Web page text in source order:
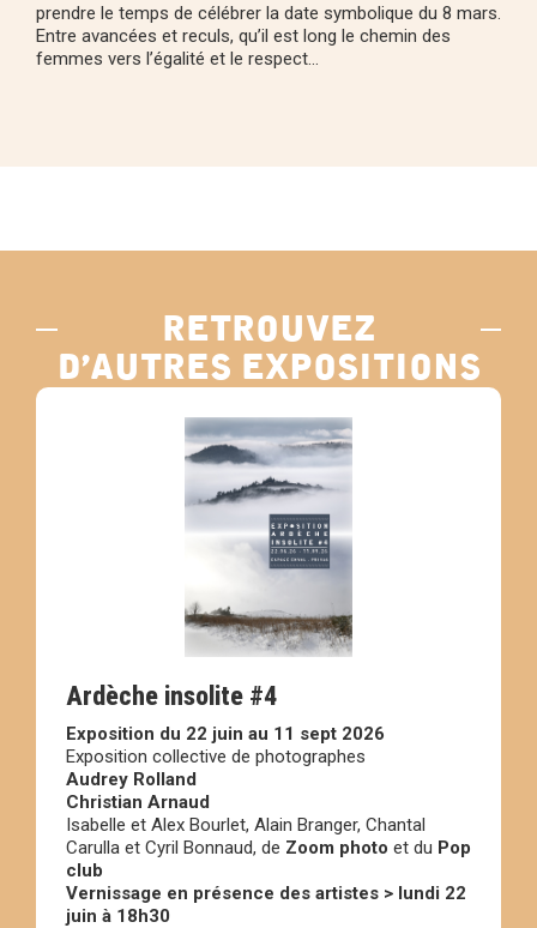
prendre le temps de célébrer la date symbolique du 8 mars.
Entre avancées et reculs, qu’il est long le chemin des
femmes vers l’égalité et le respect…
retrouvez
d’autres expositions
Ardèche insolite #4
Exposition du 22 juin au 11 sept 2026
Exposition collective de photographes
Audrey Rolland
Christian Arnaud
Isabelle et Alex Bourlet, Alain Branger, Chantal
Carulla et Cyril Bonnaud, de Zoom photo et du Pop
club
Vernissage en présence des artistes > lundi 22
juin à 18h30